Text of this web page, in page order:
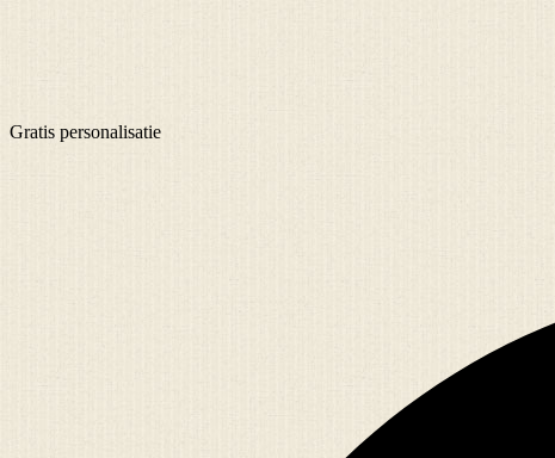
Gratis personalisatie